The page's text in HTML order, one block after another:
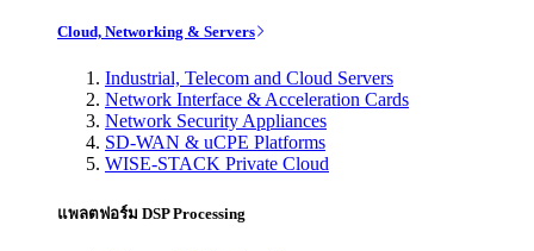
Cloud, Networking & Servers
Industrial, Telecom and Cloud Servers
Network Interface & Acceleration Cards
Network Security Appliances
SD-WAN & uCPE Platforms
WISE-STACK Private Cloud
แพลตฟอร์ม DSP Processing